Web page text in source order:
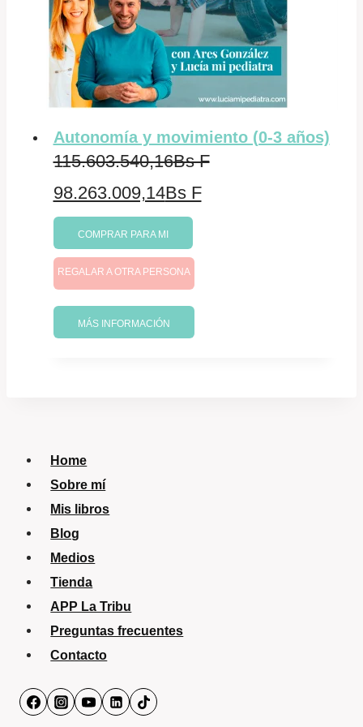
Autonomía y movimiento (0-3 años)
115.603.540,16Bs F
El
precio
original
era:
115.603.540,16Bs
98.263.009,14Bs FEl
COMPRAR PARA MI
REGALAR A OTRA PERSONA
MÁS INFORMACIÓN
Home
Sobre mí
Mis libros
Blog
Medios
Tienda
APP La Tribu
Preguntas frecuentes
Contacto